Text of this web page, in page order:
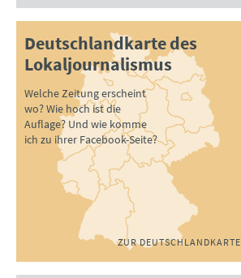
Deutschlandkarte des
Lokaljournalismus
Welche Zeitung erscheint
wo? Wie hoch ist die
Auflage? Und wie komme
ich zu ihrer Facebook-Seite?
ZUR DEUTSCHLANDKARTE